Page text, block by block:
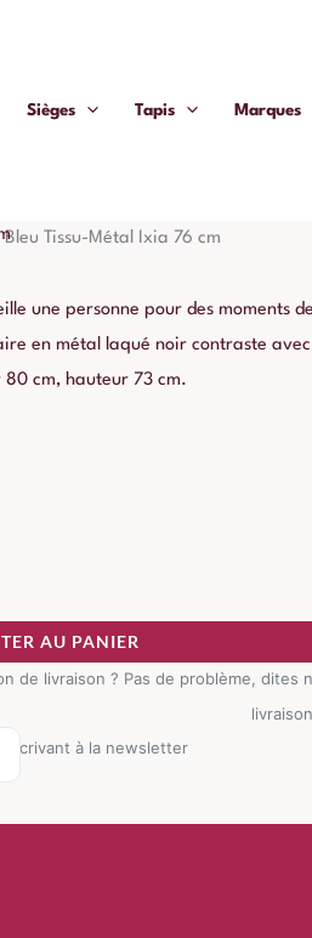
Sièges Tapis Marques
Tissu-Métal Ixia 76 cm
une personne pour des moments
en métal laqué noir contraste
cm, hauteur 73 cm.
AU PANIER
de livraison ? Pas de problème,
à la newsletter